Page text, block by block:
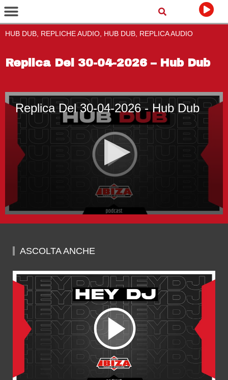
HUB DUB, REPLICHE AUDIO, HUB DUB, REPLICA AUDIO
Replica Del 30-04-2026 – Hub Dub
Replica Del 30-04-2026 - Hub Dub
seconds
minutes,
40
ASCOLTA ANCHE